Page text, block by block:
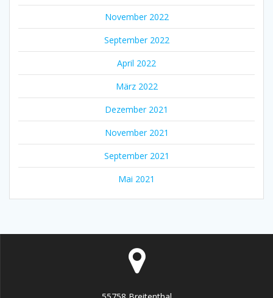
November 2022
September 2022
April 2022
März 2022
Dezember 2021
November 2021
September 2021
Mai 2021